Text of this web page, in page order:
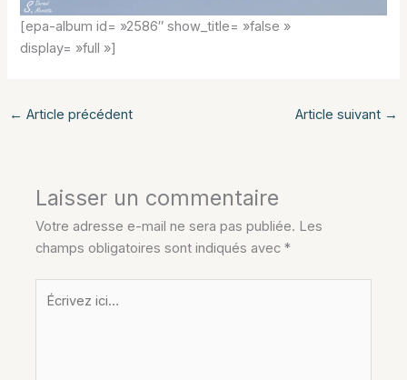
[epa-album id= »2586″ show_title= »false »
display= »full »]
← Article précédent Article suivant →
Laisser un commentaire
Votre adresse e-mail ne sera pas publiée. Les
champs obligatoires sont indiqués avec*
Écrivez
ici…